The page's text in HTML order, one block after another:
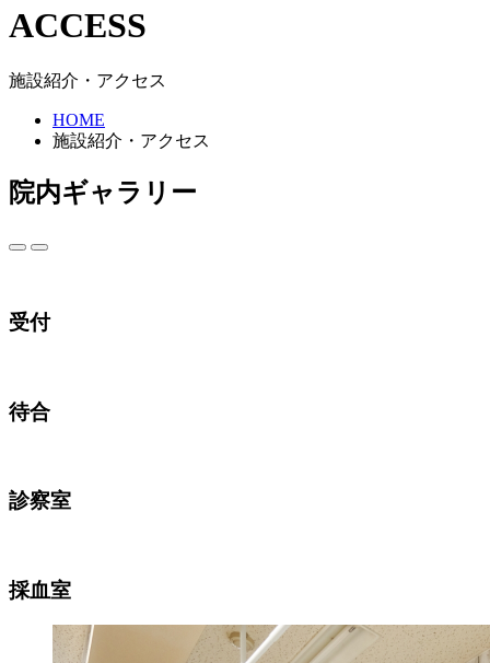
ACCESS
施設紹介・アクセス
HOME
施設紹介・アクセス
院内ギャラリー
受付
待合
診察室
採血室